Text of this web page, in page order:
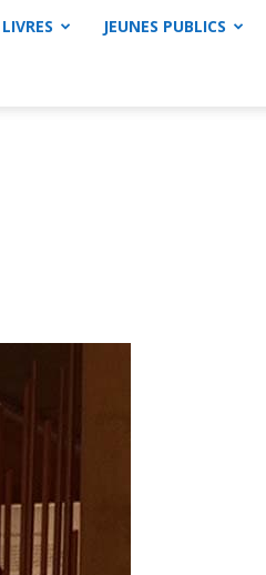
LIVRES JEUNES PUBLICS